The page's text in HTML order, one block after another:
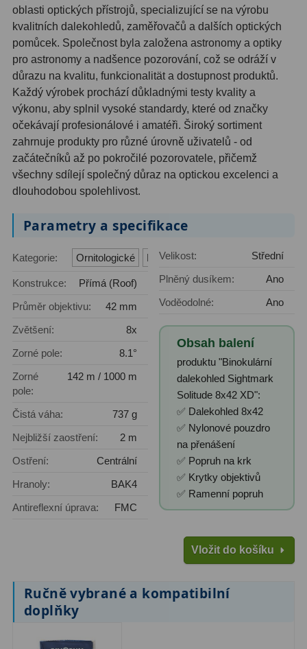
Filtry IR-Block 10
Filtry Clip5
Filtry CCD Hα, OIII7
Filtrová kola a rámy16
Rovnače a reduktory 13
Pointace7
Zaostřovací masky27
ADC, Tilting14
34
Komponenty
Helical výtahy11
Primární zrcadla 9
výtahům8
Kompaktní3
Monokuláry20
Dárkové1
oblasti optických přístrojů, specializující se na výrobu
kvalitních dalekohledů, zaměřovačů a dalších optických
pomůcek. Společnost byla založena astronomy a optiky
pro astronomy a nadšence pozorování, což se odráží v
důrazu na kvalitu, funkcionalität a dostupnost produktů.
Každý výrobek prochází důkladnými testy kvality a
výkonu, aby splnil vysoké standardy, které od značky
očekávají profesionálové i amatéři. Široký sortiment
zahrnuje produkty pro různé úrovně uživatelů - od
začátečníků až po pokročilé pozorovatele, přičemž
všechny sdílejí společný důraz na optickou excelenci a
dlouhodobou spolehlivost.
Parametry a specifikace
Kategorie: Ornitologické Lovecké a sportovní
Konstrukce:
Přímá (Roof)
Průměr objektivu:
42 mm
Zvětšení:
8x
Zorné pole:
8.1°
Zorné
pole:
142 m / 1000 m
Čistá váha:
737 g
Nejbližší zaostření:
2 m
Ostření:
Centrální
Hranoly:
BAK4
Antireflexní úprava:
FMC
Velikost:
Střední
Plněný dusíkem:
Ano
Voděodolné:
Ano
Obsah balení
produktu "Binokulární
dalekohled Sightmark
Solitude 8x42 XD":
✅ Dalekohled 8x42
✅ Nylonové pouzdro
na přenášení
✅ Popruh na krk
✅ Krytky objektivů
✅ Ramenní popruh
Vložit do košíku
Ručně vybrané a kompatibilní
doplňky